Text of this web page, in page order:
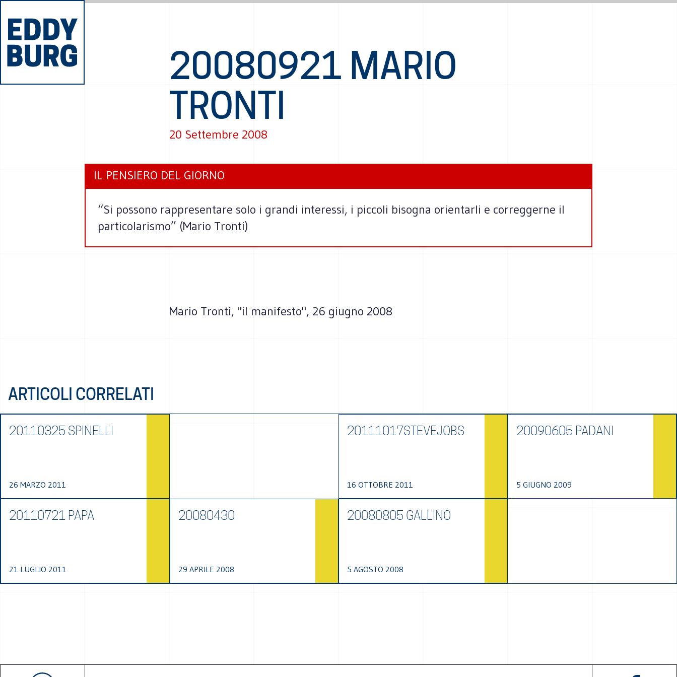
20080921 MARIO
TRONTI
20 Settembre 2008
IL PENSIERO DEL GIORNO
“Si possono rappresentare solo i grandi interessi, i piccoli bisogna orientarli e correggerne il
particolarismo” (Mario Tronti)
Mario Tronti, "il manifesto", 26 giugno 2008
ARTICOLI CORRELATI
20110325 SPINELLI
26 MARZO 2011
20111017STEVEJOBS
16 OTTOBRE 2011
20090605 PADANI
5 GIUGNO 2009
20110721 PAPA
21 LUGLIO 2011
20080430
29 APRILE 2008
20080805 GALLINO
5 AGOSTO 2008